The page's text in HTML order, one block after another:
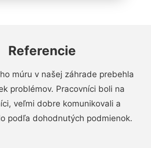
Referencie
múru v našej záhrade prebehla
problémov. Pracovníci boli na
veľmi dobre komunikovali a
podľa dohodnutých podmienok.